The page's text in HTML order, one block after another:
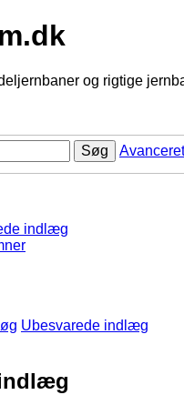
og rigtige
Søg
indlæg
Ubesvarede indlæg